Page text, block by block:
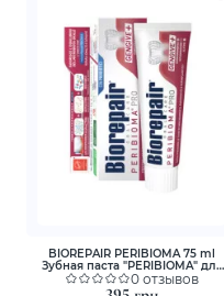
BIOREPAIR PERIBIOMA 75 ml
Зубная паста "PERIBIOMA" для
лечения и профилактики
заболевания десен и слизистой
0 отзывов